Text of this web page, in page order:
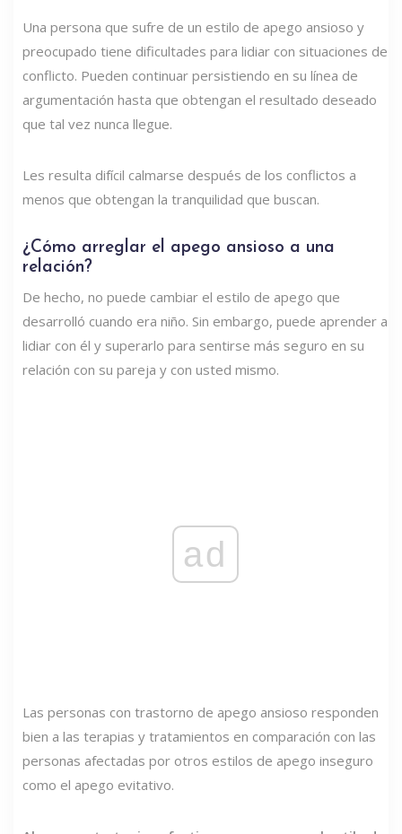
Una persona que sufre de un estilo de apego ansioso y
preocupado tiene dificultades para lidiar con situaciones de
conflicto. Pueden continuar persistiendo en su línea de
argumentación hasta que obtengan el resultado deseado
que tal vez nunca llegue.
Les resulta difícil calmarse después de los conflictos a
menos que obtengan la tranquilidad que buscan.
¿Cómo arreglar el apego ansioso a una
relación?
De hecho, no puede cambiar el estilo de apego que
desarrolló cuando era niño. Sin embargo, puede aprender a
lidiar con él y superarlo para sentirse más seguro en su
relación con su pareja y con usted mismo.
ad
Las personas con trastorno de apego ansioso responden
bien a las terapias y tratamientos en comparación con las
personas afectadas por otros estilos de apego inseguro
como el apego evitativo.